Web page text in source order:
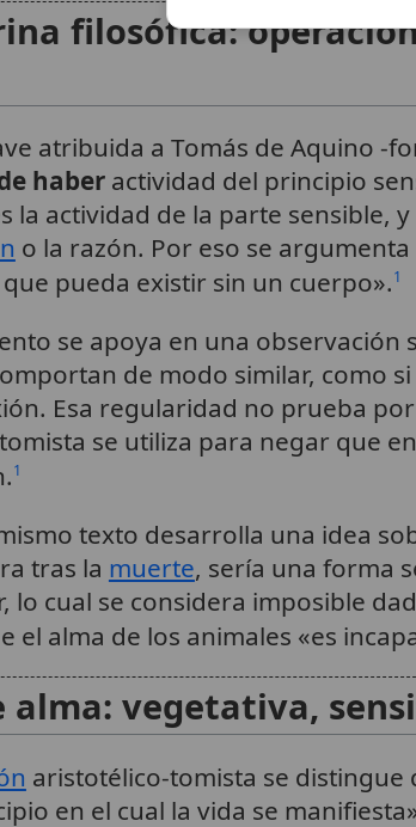
filosófica:
atribuida a Tomás de Aquino -
haberactividad del principio
la actividad de la parte sensible,
o la razón. Por eso se
pueda existir sin un cuerpo».1
se apoya en una
de modo similar, como
Esa regularidad no prueba
se utiliza para negar que
1
texto desarrolla una idea
tras la muerte, sería una forma
lo cual se considera imposible
el alma de los animales «es
alma: vegetativa,
aristotélico-tomista se distingue
en el cual la vida se